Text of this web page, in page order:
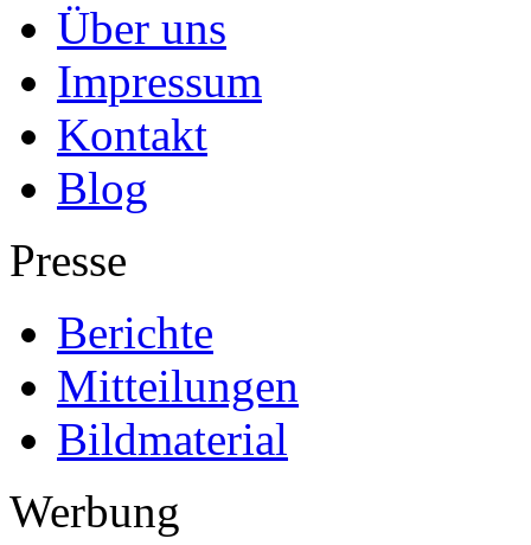
Über uns
Impressum
Kontakt
Blog
Presse
Berichte
Mitteilungen
Bildmaterial
Werbung